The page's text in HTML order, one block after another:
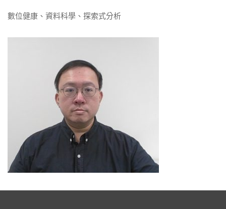
數位健康、資料科學、探索式分析